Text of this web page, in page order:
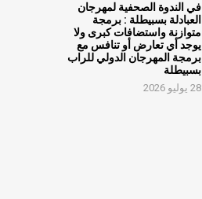
في الندوة الصحفية لمهرجان
العبادلة بسبيطلة : برمجة
متوازنة واستضافات كبرى ولا
يوجد أي تعارض أو تنافس مع
برمجة المهرجان الدولي للراب
بسبيطلة
28 يوليو 2026